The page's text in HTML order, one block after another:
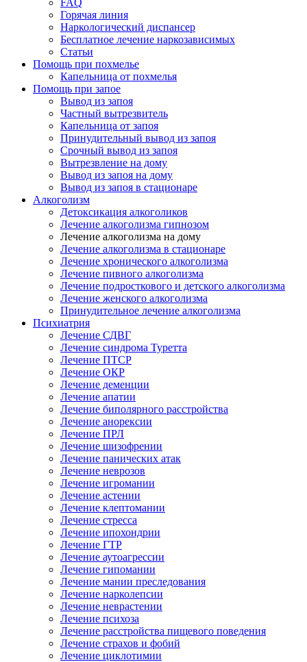
FAQ
Горячая линия
Наркологический диспансер
Бесплатное лечение наркозависимых
Статьи
Помощь при похмелье
Капельница от похмелья
Помощь при запое
Вывод из запоя
Частный вытрезвитель
Капельница от запоя
Принудительный вывод из запоя
Срочный вывод из запоя
Вытрезвление на дому
Вывод из запоя на дому
Вывод из запоя в стационаре
Алкоголизм
Детоксикация алкоголиков
Лечение алкоголизма гипнозом
Лечение алкоголизма на дому
Лечение алкоголизма в стационаре
Лечение хронического алкоголизма
Лечение пивного алкоголизма
Лечение подросткового и детского алкоголизма
Лечение женского алкоголизма
Принудительное лечение алкоголизма
Психиатрия
Лечение СДВГ
Лечение синдрома Туретта
Лечение ПТСР
Лечение ОКР
Лечение деменции
Лечение апатии
Лечение биполярного расстройства
Лечение анорексии
Лечение ПРЛ
Лечение шизофрении
Лечение панических атак
Лечение неврозов
Лечение игромании
Лечение астении
Лечение клептомании
Лечение стресса
Лечение ипохондрии
Лечение ГТР
Лечение аутоагрессии
Лечение гипомании
Лечение мании преследования
Лечение нарколепсии
Лечение неврастении
Лечение психоза
Лечение расстройства пищевого поведения
Лечение страхов и фобий
Лечение циклотимии